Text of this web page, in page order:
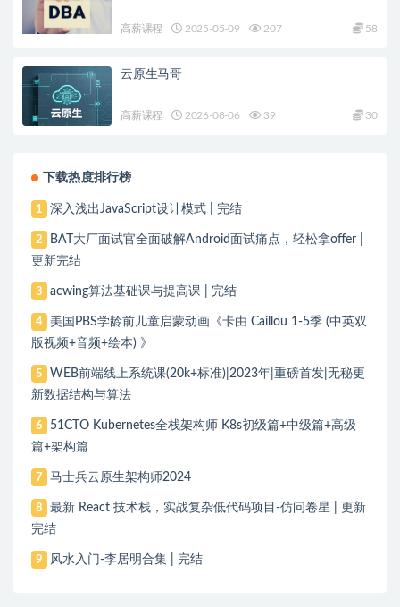
高薪课程 2025-05-09 207 58
云原生马哥
高薪课程 2026-08-06 39 30
下载热度排行榜
1 深入浅出JavaScript设计模式 | 完结
2
BAT大厂面试官全面破解Android面试痛点，轻松拿offer |
更新完结
3 acwing算法基础课与提高课 | 完结
4
美国PBS学龄前儿童启蒙动画《卡由 Caillou 1-5季 (中英双
版视频+音频+绘本) 》
5
WEB前端线上系统课(20k+标准)|2023年|重磅首发|无秘更
新数据结构与算法
6
51CTO Kubernetes全栈架构师 K8s初级篇+中级篇+高级
篇+架构篇
7 马士兵云原生架构师2024
8
最新 React 技术栈，实战复杂低代码项目-仿问卷星 | 更新
完结
9 风水入门-李居明合集 | 完结